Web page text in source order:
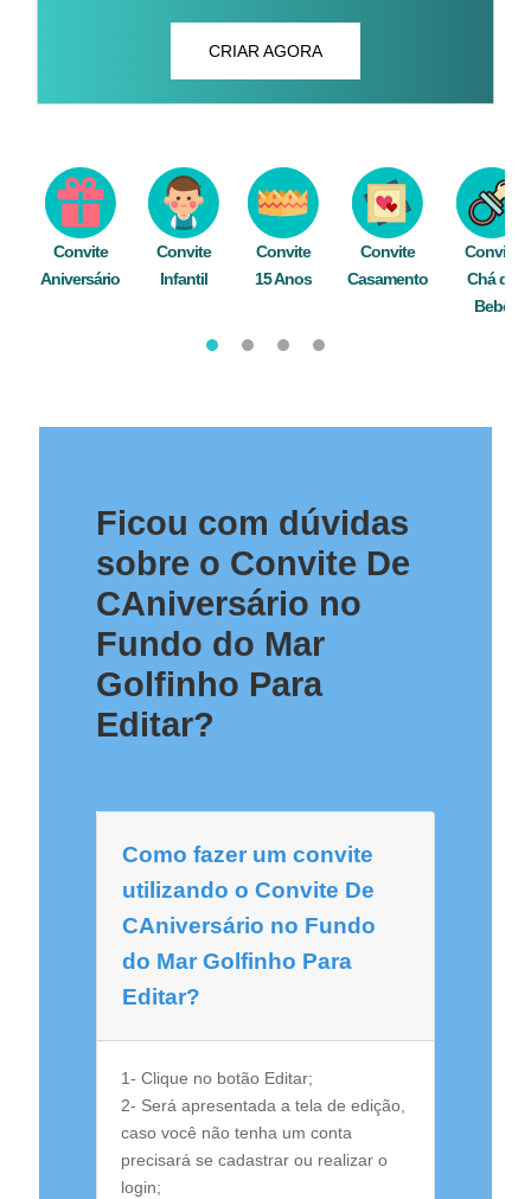
CRIAR AGORA
Convite
Aniversário
Convite
Infantil
Convite
15 Anos
Convite
Casamento
Convite
Chá de
Bebê
Ficou com dúvidas
sobre o Convite De
CAniversário no
Fundo do Mar
Golfinho Para
Editar?
Como fazer um convite
utilizando o Convite De
CAniversário no Fundo
do Mar Golfinho Para
Editar?
1- Clique no botão Editar;
2- Será apresentada a tela de edição,
caso você não tenha um conta
precisará se cadastrar ou realizar o
login;